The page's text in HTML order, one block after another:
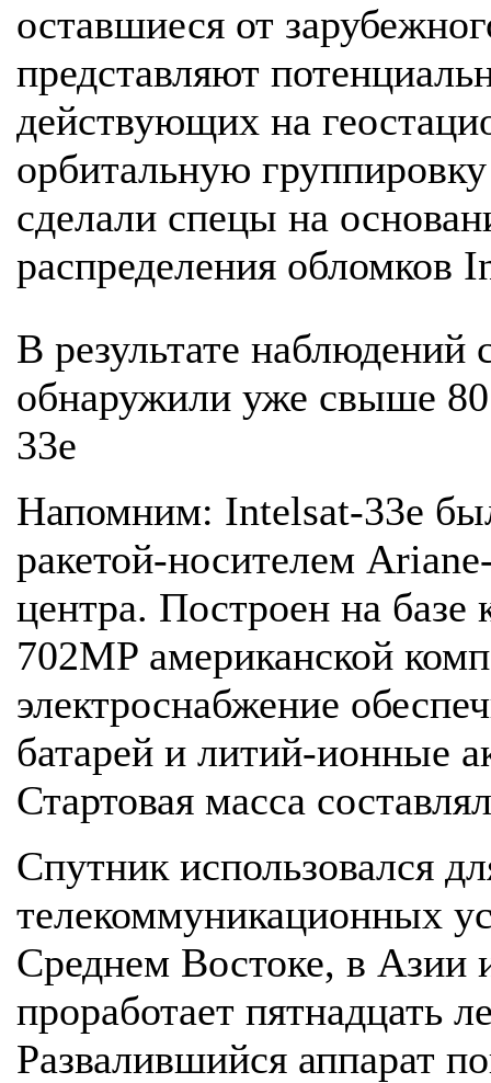
оставшиеся от
представляют
действующих на
орбитальную
сделали спецы на
распределения обломков
В результате
обнаружили уже свыше
33e
Напомним: Intelsat-33e
ракетой-носителем
центра. Построен на
702MP американской
электроснабжение
батарей и литий-ионные
Стартовая масса
Спутник использовался
телекоммуникационных
Среднем Востоке, в Азии
проработает пятнадцать
Развалившийся аппарат